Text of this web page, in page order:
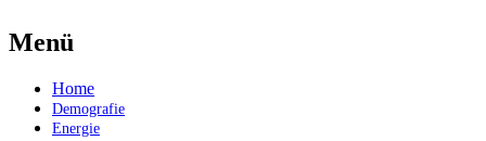
Menü
Zum
Inhalt
springen
Home
Demografie
Energie